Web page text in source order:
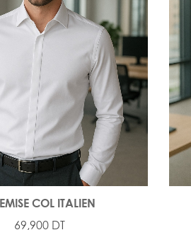
COL ITALIEN
69,900 DT